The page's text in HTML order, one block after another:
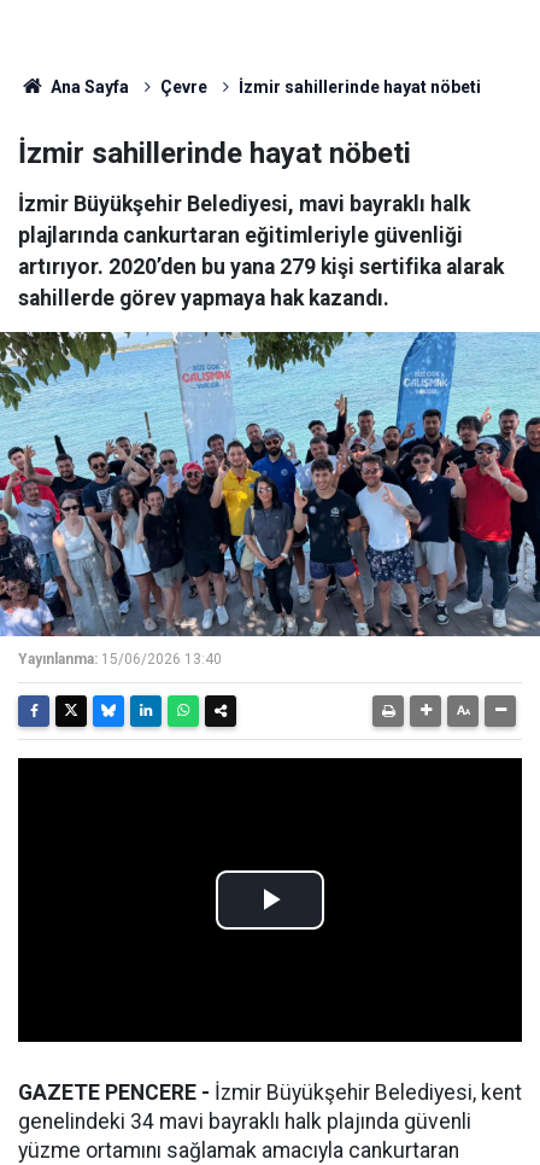
Ana Sayfa Çevre İzmir sahillerinde hayat nöbeti
İzmir sahillerinde hayat nöbeti
İzmir Büyükşehir Belediyesi, mavi bayraklı halk
plajlarında cankurtaran eğitimleriyle güvenliği
artırıyor. 2020’den bu yana 279 kişi sertifika alarak
sahillerde görev yapmaya hak kazandı.
Yayınlanma: 15/06/2026 13:40
GAZETE PENCERE - İzmir Büyükşehir Belediyesi, kent
genelindeki 34 mavi bayraklı halk plajında güvenli
yüzme ortamını sağlamak amacıyla cankurtaran